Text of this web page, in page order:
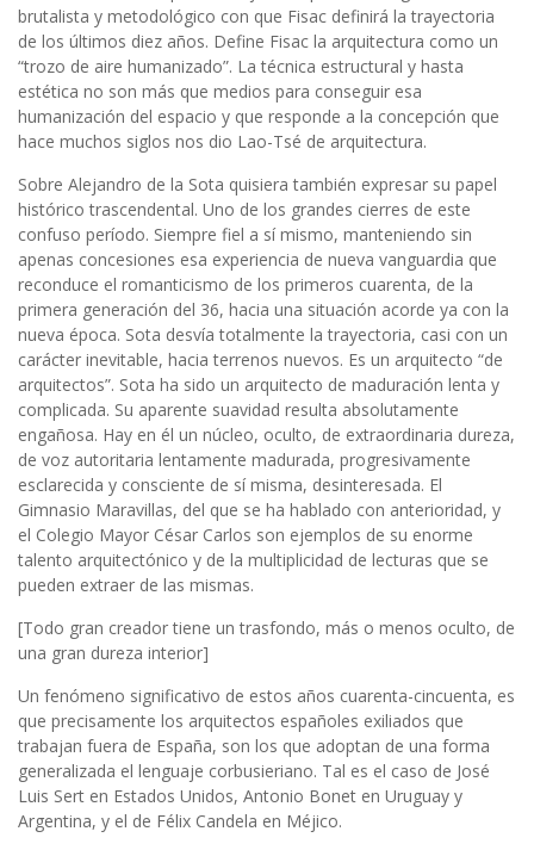
brutalista y metodológico con que Fisac definirá la trayectoria
de los últimos diez años. Define Fisac la arquitectura como un
“trozo de aire humanizado”. La técnica estructural y hasta
estética no son más que medios para conseguir esa
humanización del espacio y que responde a la concepción que
hace muchos siglos nos dio Lao-Tsé de arquitectura.
Sobre Alejandro de la Sota quisiera también expresar su papel
histórico trascendental. Uno de los grandes cierres de este
confuso período. Siempre fiel a sí mismo, manteniendo sin
apenas concesiones esa experiencia de nueva vanguardia que
reconduce el romanticismo de los primeros cuarenta, de la
primera generación del 36, hacia una situación acorde ya con la
nueva época. Sota desvía totalmente la trayectoria, casi con un
carácter inevitable, hacia terrenos nuevos. Es un arquitecto “de
arquitectos”. Sota ha sido un arquitecto de maduración lenta y
complicada. Su aparente suavidad resulta absolutamente
engañosa. Hay en él un núcleo, oculto, de extraordinaria dureza,
de voz autoritaria lentamente madurada, progresivamente
esclarecida y consciente de sí misma, desinteresada. El
Gimnasio Maravillas, del que se ha hablado con anterioridad, y
el Colegio Mayor César Carlos son ejemplos de su enorme
talento arquitectónico y de la multiplicidad de lecturas que se
pueden extraer de las mismas.
[Todo gran creador tiene un trasfondo, más o menos oculto, de
una gran dureza interior]
Un fenómeno significativo de estos años cuarenta-cincuenta, es
que precisamente los arquitectos españoles exiliados que
trabajan fuera de España, son los que adoptan de una forma
generalizada el lenguaje corbusieriano. Tal es el caso de José
Luis Sert en Estados Unidos, Antonio Bonet en Uruguay y
Argentina, y el de Félix Candela en Méjico.